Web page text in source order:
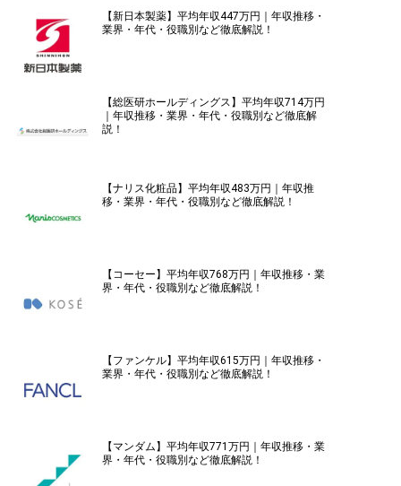
【新日本製薬】平均年収447万円｜年収推移・
業界・年代・役職別など徹底解説！
【総医研ホールディングス】平均年収714万円
｜年収推移・業界・年代・役職別など徹底解
説！
【ナリス化粧品】平均年収483万円｜年収推
移・業界・年代・役職別など徹底解説！
【コーセー】平均年収768万円｜年収推移・業
界・年代・役職別など徹底解説！
【ファンケル】平均年収615万円｜年収推移・
業界・年代・役職別など徹底解説！
【マンダム】平均年収771万円｜年収推移・業
界・年代・役職別など徹底解説！